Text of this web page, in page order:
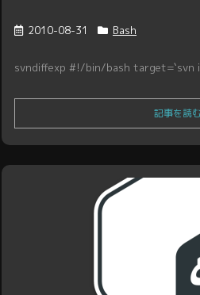
2010-08-31 Bash
svndiffexp #!/bin/bash target=`svn
記事を読む